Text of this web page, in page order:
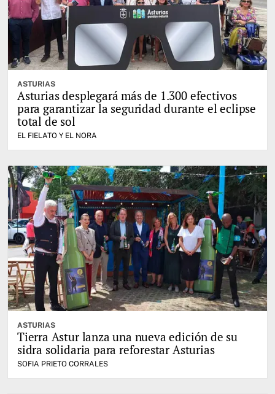
ASTURIAS
Asturias desplegará más de 1.300 efectivos
para garantizar la seguridad durante el eclipse
total de sol
EL FIELATO Y EL NORA
ASTURIAS
Tierra Astur lanza una nueva edición de su
sidra solidaria para reforestar Asturias
SOFIA PRIETO CORRALES